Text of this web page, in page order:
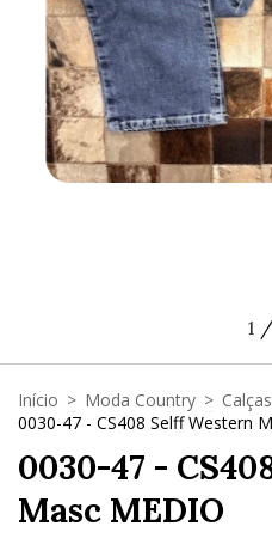
1 /
Início > Moda Country > Calças
0030-47 - CS408 Selff Western
0030-47 -
Masc MEDIO